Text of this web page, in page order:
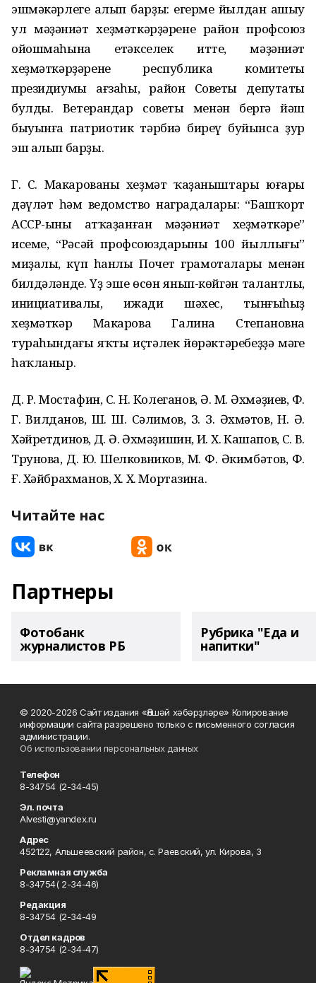
эшмәкәрлеге алып барҙы: егерме йылдан ашыу
ул мәҙәниәт хеҙмәткәрҙәренең район профсоюз
ойошмаһына етәкселек итте, мәҙәниәт
хеҙмәткәрҙәренең республика комитеты
президиумы ағзаһы, район Советы депутаты
булды. Ветерандар советы менән бергә йәш
быуынға патриотик тәрбиә биреү буйынса ҙур
эш алып барҙы.
Г. С. Макарованың хеҙмәт ҡаҙаныштары юғары
дәүләт һәм ведомство наградалары: “Башҡорт
АССР-ының атҡаҙанған мәҙәниәт хеҙмәткәре”
исеме, “Рәсәй профсоюздарының 100 йыллығы”
миҙалы, күп һанлы Почет грамоталары менән
билдәләнде. Үҙ эше өсөн янып-көйгән талантлы,
инициативалы, ижади шәхес, тынғыһыҙ
хеҙмәткәр Макарова Галина Степановна
тураһындағы яҡты иҫтәлек йөрәктәребеҙҙә мәңге
һаҡланыр.
Д. Р. Мостафин, С. Н. Колеганов, Ә. М. Әхмәҙиев, Ф.
Г. Вилданов, Ш. Ш. Сәлимов, З. З. Әхмәтов, Н. Ә.
Хәйретдинов, Д. Ә. Әхмәҙишин, И. Х. Кашапов, С. В.
Трунова, Д. Ю. Шелковников, М. Ф. Әкимбәтов, Ф.
Ғ. Хәйбрахманов, Х. Х. Мортазина.
Читайте нас
Партнеры
Фотобанк
журналистов РБ
Рубрика "Еда и
напитки"
© 2020-2026 Сайт издания «Әлшәй хәбәрҙләре» Копирование
информации сайта разрешено только с письменного согласия
администрации.
Об использовании персональных данных
Телефон
8-34754 (2-34-45)
Эл. почта
Alvesti@yandex.ru
Адрес
452122, Альшеевский район, с. Раевский, ул. Кирова, 3
Рекламная служба
8-34754( 2-34-46)
Редакция
8-34754 (2-34-49
Отдел кадров
8-34754 (2-34-47)